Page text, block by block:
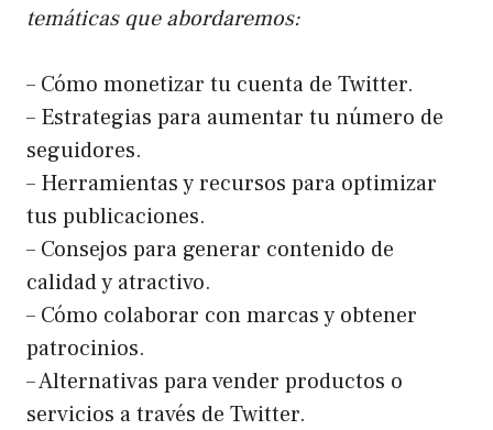
temáticas que abordaremos:
– Cómo monetizar tu cuenta de Twitter.
– Estrategias para aumentar tu número de
seguidores.
– Herramientas y recursos para optimizar
tus publicaciones.
– Consejos para generar contenido de
calidad y atractivo.
– Cómo colaborar con marcas y obtener
patrocinios.
– Alternativas para vender productos o
servicios a través de Twitter.